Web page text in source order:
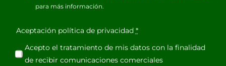
para más información.
Aceptación política de privacidad *
Acepto el tratamiento de mis datos con la finalidad
de recibir comunicaciones comerciales